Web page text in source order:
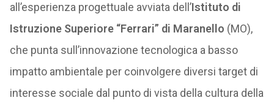
all’esperienza progettuale avviata dell’Istituto di
Istruzione Superiore “Ferrari” di Maranello (MO),
che punta sull’innovazione tecnologica a basso
impatto ambientale per coinvolgere diversi target di
interesse sociale dal punto di vista della cultura della